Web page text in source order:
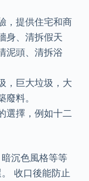
，提供住宅和商
身、清拆假天
泥頭、清拆浴
，巨大垃圾，大
料。
選擇，例如十二
沉色風格等等
收口後能防止